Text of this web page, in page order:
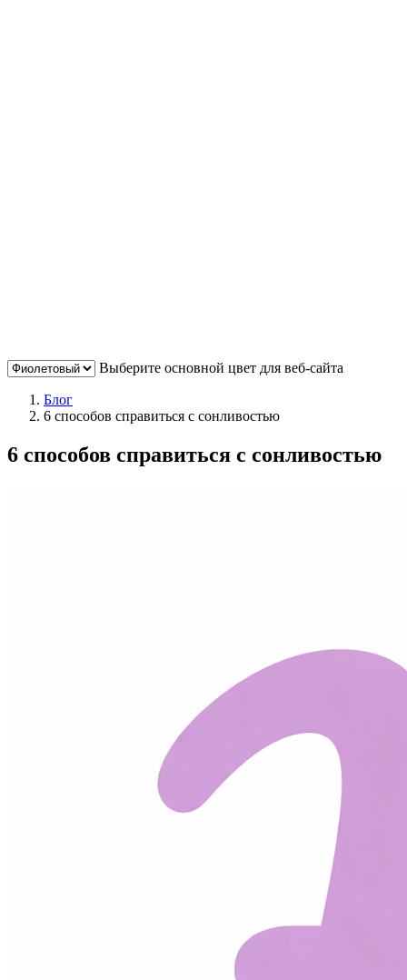
Выберите основной цвет для веб-сайта
Блог
6 способов справиться с сонливостью
6 способов справиться с сонливостью